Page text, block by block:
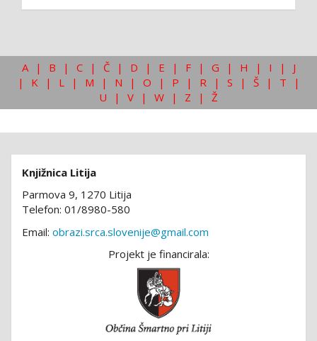
A | B | C | Č | D | E | F | G | H | I |
J
|
K | L | M | N | O | P | R | S | Š | T
|
U
| V | W | Z | Ž
Knjižnica Litija
Parmova 9, 1270 Litija
Telefon: 01/8980-580
Email: obrazi.srca.slovenije@gmail.com
Projekt je financirala: